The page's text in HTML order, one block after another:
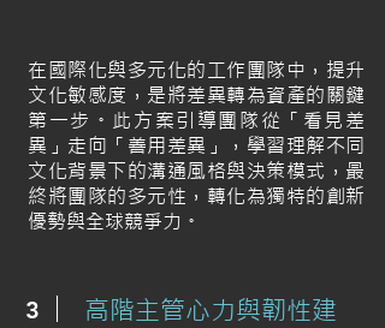
在國際化與多元化的工作團隊中，提升
文化敏感度，是將差異轉為資產的關鍵
第一步。此方案引導團隊從「看見差
異」走向「善用差異」，學習理解不同
文化背景下的溝通風格與決策模式，最
終將團隊的多元性，轉化為獨特的創新
優勢與全球競爭力。
3
高階主管心力與韌性建